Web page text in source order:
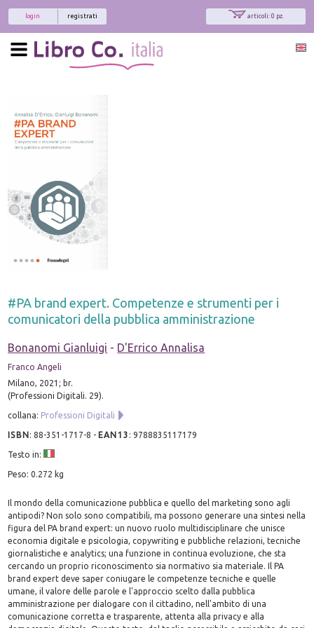
articoli: 0 pz.
registrati
login
#PA brand expert. Competenze e strumenti per i
comunicatori della pubblica amministrazione
Bonanomi Gianluigi - D'Errico Annalisa
Franco Angeli
Milano, 2021; br.
(Professioni Digitali. 29).
collana: Professioni Digitali
ISBN:88-351-1717-8 - EAN13 :9788835117179
Testo in:
Peso: 0.272 kg
Il mondo della comunicazione pubblica e quello del marketing sono agli
antipodi? Non solo sono compatibili, ma possono generare una sintesi nella
figura del PA brand expert: un nuovo ruolo multidisciplinare che unisce
economia digitale e psicologia, copywriting e pubbliche relazioni, tecniche
giornalistiche e analytics; una funzione in continua evoluzione, che sta
cercando un proprio riconoscimento sia normativo sia materiale. Il PA
brand expert deve saper coniugare le competenze tecniche e quelle
umane, il valore delle parole e l'approccio scelto dalla pubblica
amministrazione per dialogare con il cittadino, nell'ambito di una
comunicazione corretta e trasparente, attenta alla privacy e alla